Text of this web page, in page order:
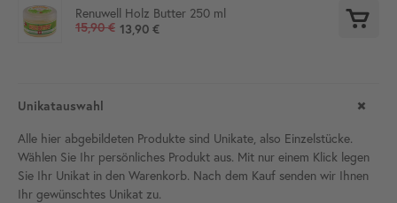
Renuwell Holz Butter 250 ml
15,90 € 13,90 €
Unikatauswahl
Alle hier abgebildeten Produkte sind Unikate, also Einzelstücke.
Wählen Sie Ihr persönliches Produkt aus. Mit nur einem Klick legen
Sie Ihr Unikat in den Warenkorb. Nach dem Kauf senden wir Ihnen
Ihr gewünschtes Unikat zu.